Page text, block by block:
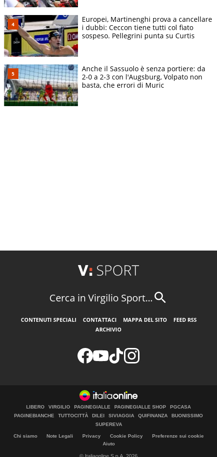
Europei, Martinenghi prova a cancellare
i dubbi: Ceccon tiene tutti col fiato
sospeso. Pellegrini punta su Curtis
Anche il Sassuolo è senza portiere: da
2-0 a 2-3 con l'Augsburg, Volpato non
basta, che errori di Muric
Cerca in Virgilio Sport...
CONTENUTI SPECIALI CONTATTACI MAPPA DEL SITO
FEED RSS
ARCHIVIO
LIBERO VIRGILIO PAGINEGIALLE PAGINEGIALLE SHOP
PGCASA
PAGINEBIANCHE
TUTTOCITTÀ DILEI SIVIAGGIA QUIFINANZA
BUONISSIMO
SUPEREVA
Chi siamo Note Legali Privacy Cookie Policy
Preferenze sui cookie
Aiuto